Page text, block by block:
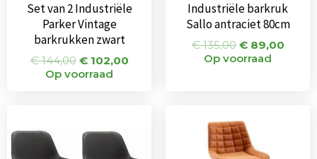
Set van 2 Industriële
Parker Vintage
barkrukken zwart
€144,00 €102,00
Op voorraad
Industriële barkruk
Sallo antraciet 80cm
€135,00 €89,00
Op voorraad
was:
€ 184,00.€ 102,00.
prijs
was:
€ 115,00.